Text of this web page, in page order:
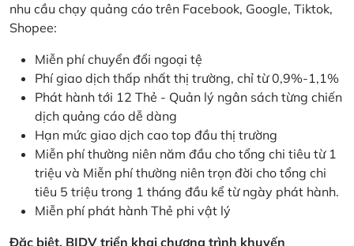
nhu cầu chạy quảng cáo trên Facebook, Google, Tiktok,
Shopee:
Miễn phí chuyển đổi ngoại tệ
Phí giao dịch thấp nhất thị trường, chỉ từ 0,9%-1,1%
Phát hành tới 12 Thẻ - Quản lý ngân sách từng chiến
dịch quảng cáo dễ dàng
Hạn mức giao dịch cao top đầu thị trường
Miễn phí thường niên năm đầu cho tổng chi tiêu từ 1
triệu và Miễn phí thường niên trọn đời cho tổng chi
tiêu 5 triệu trong 1 tháng đầu kể từ ngày phát hành.
Miễn phí phát hành Thẻ phi vật lý
Đặc biệt, BIDV triển khai chương trình khuyến